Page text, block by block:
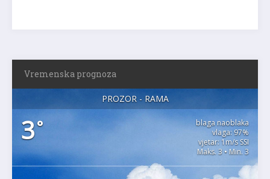
Vremenska prognoza
PROZOR - RAMA
3°
blaga naoblaka
vlaga: 97%
vjetar: 1m/s SSI
Maks. 3 • Min. 3